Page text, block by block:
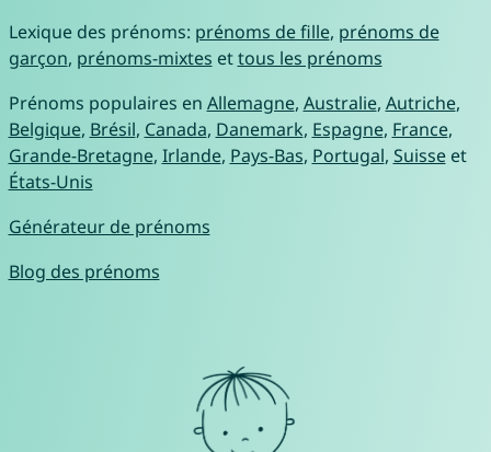
Lexique des prénoms: prénoms de fille, prénoms de
garçon, prénoms-mixtes ettous les prénoms
Prénoms populaires en Allemagne, Australie, Autriche,
Belgique, Brésil, Canada, Danemark, Espagne, France,
Grande-Bretagne, Irlande, Pays-Bas, Portugal, Suisseet
États-Unis
Générateur de prénoms
Blog des prénoms